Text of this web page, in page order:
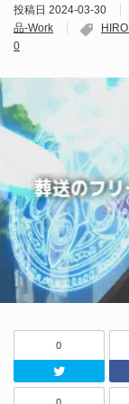
投稿日 2024-03-30
品-Work
0
0